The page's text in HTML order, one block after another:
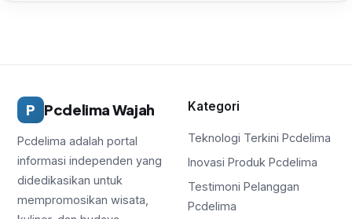
P Pcdelima Wajah
Pcdelima adalah portal
informasi independen yang
didedikasikan untuk
mempromosikan wisata,
Kategori
Teknologi Terkini Pcdelima
Inovasi Produk Pcdelima
Testimoni Pelanggan
Pcdelima